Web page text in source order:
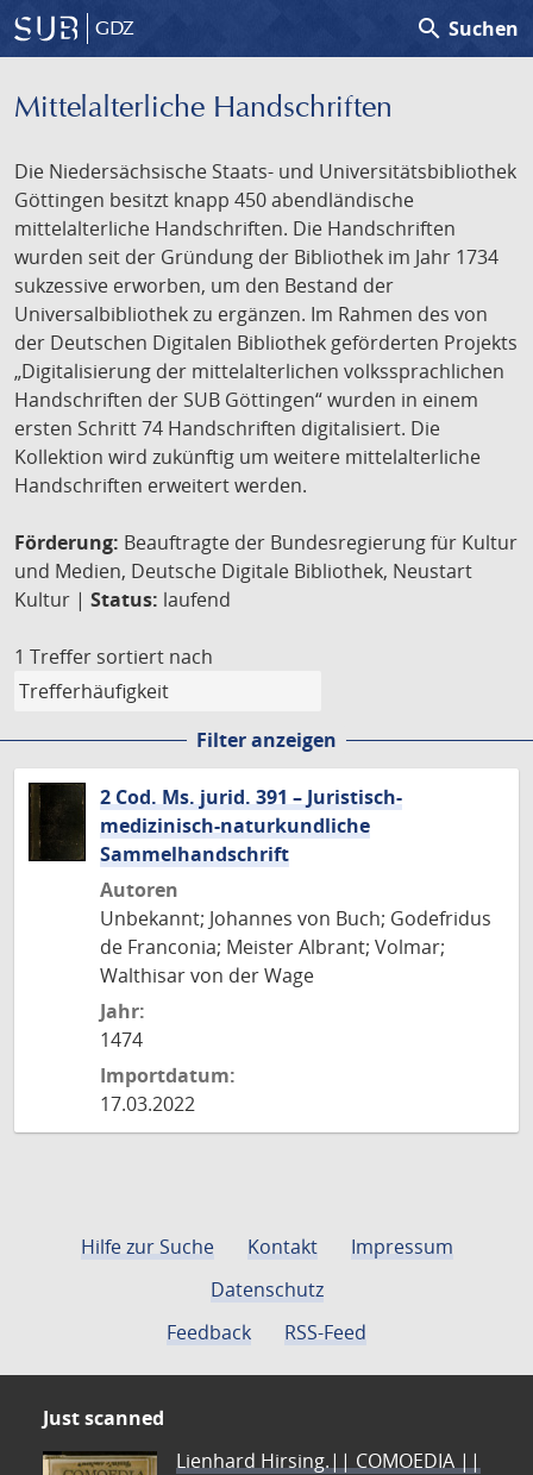
GDZ search Suchen
Mittelalterliche Handschriften
Die Niedersächsische Staats- und Universitätsbibliothek
Göttingen besitzt knapp 450 abendländische
mittelalterliche Handschriften. Die Handschriften
wurden seit der Gründung der Bibliothek im Jahr 1734
sukzessive erworben, um den Bestand der
Universalbibliothek zu ergänzen. Im Rahmen des von
der Deutschen Digitalen Bibliothek geförderten Projekts
„Digitalisierung der mittelalterlichen volkssprachlichen
Handschriften der SUB Göttingen“ wurden in einem
ersten Schritt 74 Handschriften digitalisiert. Die
Kollektion wird zukünftig um weitere mittelalterliche
Handschriften erweitert werden.
Förderung: Beauftragte der Bundesregierung für Kultur
und Medien, Deutsche Digitale Bibliothek, Neustart
Kultur | Status: laufend
1 Treffer sortiert nach
Filter anzeigen
2 Cod. Ms. jurid. 391 – Juristisch-
medizinisch-naturkundliche
Sammelhandschrift
Autoren
Unbekannt; Johannes von Buch; Godefridus
de Franconia; Meister Albrant; Volmar;
Walthisar von der Wage
Jahr:
1474
Importdatum:
17.03.2022
Hilfe zur Suche Kontakt
Impressum
Datenschutz
Feedback
RSS-Feed
Just scanned
Lienhard Hirsing.|| COMOEDIA ||